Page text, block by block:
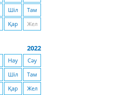
Шіл
Там
Қар Жел
2022
Нау
Сәу
Шіл
Там
Қар Жел